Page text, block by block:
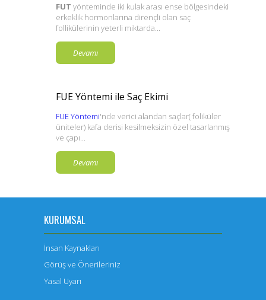
FUT yönteminde iki kulak arası ense bölgesindeki
erkeklik hormonlarına dirençli olan saç
follikülerinin yeterli miktarda...
Devamı
FUE Yöntemi ile Saç Ekimi
FUE Yöntemi'nde verici alandan saçlar( foliküler
üniteler) kafa derisi kesilmeksizin özel tasarlanmış
ve çapı...
Devamı
KURUMSAL
İnsan Kaynakları
Görüş ve Önerileriniz
Yasal Uyarı